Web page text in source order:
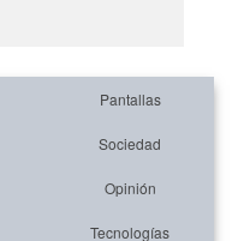
Pantallas
Sociedad
Opinión
Tecnologías